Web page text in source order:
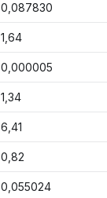
0,087830
1,64
0,000005
1,34
6,41
0,82
0,055024